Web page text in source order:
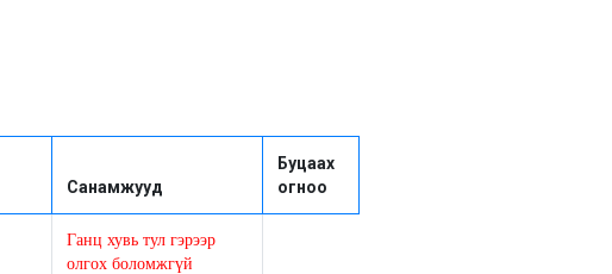
Санамжууд
Буцаах
огноо
Ганц хувь тул гэрээр
олгох боломжгүй